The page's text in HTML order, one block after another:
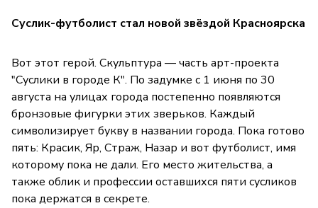
Суслик-футболист стал новой звёздой Красноярска
Вот этот герой. Скульптура — часть арт-проекта
"Суслики в городе К". По задумке с 1 июня по 30
августа на улицах города постепенно появляются
бронзовые фигурки этих зверьков. Каждый
символизирует букву в названии города. Пока готово
пять: Красик, Яр, Страж, Назар и вот футболист, имя
которому пока не дали. Его место жительства, а
также облик и профессии оставшихся пяти сусликов
пока держатся в секрете.